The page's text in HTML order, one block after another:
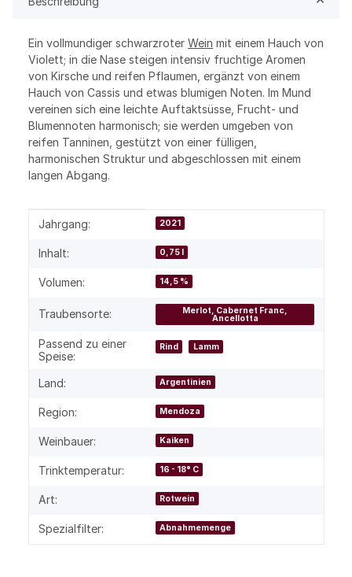
Ein vollmundiger schwarzroter Wein mit einem Hauch von
Violett; in die Nase steigen intensiv fruchtige Aromen
von Kirsche und reifen Pflaumen, ergänzt von einem
Hauch von Cassis und etwas blumigen Noten. Im Mund
vereinen sich eine leichte Auftaktsüsse, Frucht- und
Blumennoten harmonisch; sie werden umgeben von
reifen Tanninen, gestützt von einer fülligen,
harmonischen Struktur und abgeschlossen mit einem
langen Abgang.
Produkteigenschaft
Wert
Jahrgang: 2021
Inhalt: 0,75 l
Volumen: 14,5 %
Traubensorte: Merlot, Cabernet Franc,
Ancellotta
Passend zu einer
Speise:
Rind Lamm
Land: Argentinien
Region: Mendoza
Weinbauer: Kaiken
Trinktemperatur: 16 - 18° C
Art: Rotwein
Spezialfilter: Abnahmemenge